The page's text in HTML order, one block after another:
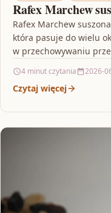
Rafex Marchew
Rafex Marchew
która pasuje do wielu
w przechowywaniu
4 minut czytania 2026-
Czytaj więcej